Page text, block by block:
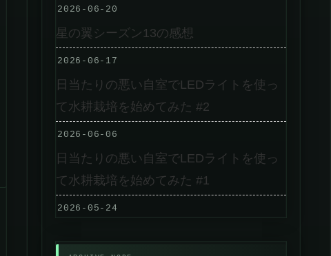
2026-06-20
星の翼シーズン13の感想
2026-06-17
日当たりの悪い自室でLEDライトを使っ
て水耕栽培を始めてみた #2
2026-06-06
日当たりの悪い自室でLEDライトを使っ
て水耕栽培を始めてみた #1
2026-05-24